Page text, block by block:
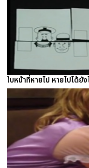
ใบหน้าที่หายไป หายไปได้ยั